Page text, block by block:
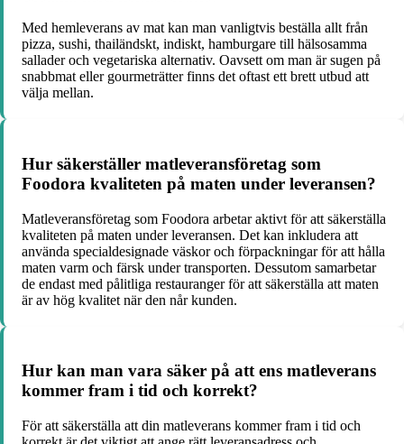
Med hemleverans av mat kan man vanligtvis beställa allt från
pizza, sushi, thailändskt, indiskt, hamburgare till hälsosamma
sallader och vegetariska alternativ. Oavsett om man är sugen på
snabbmat eller gourmeträtter finns det oftast ett brett utbud att
välja mellan.
Hur säkerställer matleveransföretag som
Foodora kvaliteten på maten under leveransen?
Matleveransföretag som Foodora arbetar aktivt för att säkerställa
kvaliteten på maten under leveransen. Det kan inkludera att
använda specialdesignade väskor och förpackningar för att hålla
maten varm och färsk under transporten. Dessutom samarbetar
de endast med pålitliga restauranger för att säkerställa att maten
är av hög kvalitet när den når kunden.
Hur kan man vara säker på att ens matleverans
kommer fram i tid och korrekt?
För att säkerställa att din matleverans kommer fram i tid och